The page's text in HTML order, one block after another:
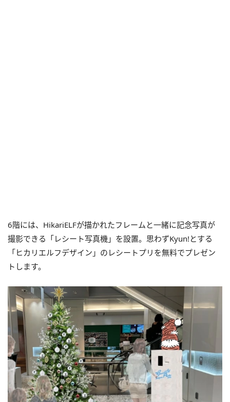
6階には、HikariELFが描かれたフレームと一緒に記念写真が
撮影できる「レシート写真機」を設置。思わずKyun!とする
「ヒカリエルフデザイン」のレシートプリを無料でプレゼン
トします。